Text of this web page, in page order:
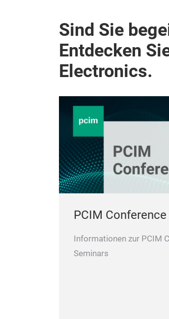
Sind Sie
Entdecken
Electronics.
PCIM Conference
Informationen zur PCIM
Seminars